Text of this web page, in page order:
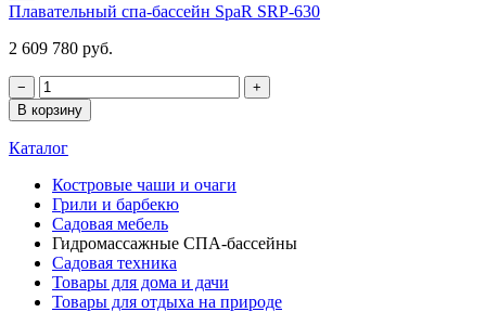
Плавательный спа-бассейн SpaR SRP-630
2 609 780 руб.
−
+
В корзину
Каталог
Костровые чаши и очаги
Грили и барбекю
Садовая мебель
Гидромассажные СПА-бассейны
Садовая техника
Товары для дома и дачи
Товары для отдыха на природе